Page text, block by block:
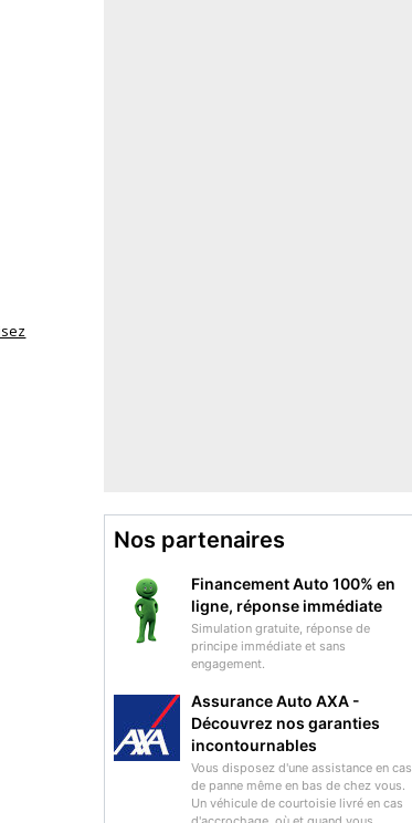
Nos partenaires
Financement Auto 100% en
ligne, réponse immédiate
Simulation gratuite, réponse de
principe immédiate et sans
engagement.
Assurance Auto AXA -
Découvrez nos garanties
incontournables
Vous disposez d'une assistance en cas
de panne même en bas de chez vous.
Un véhicule de courtoisie livré en cas